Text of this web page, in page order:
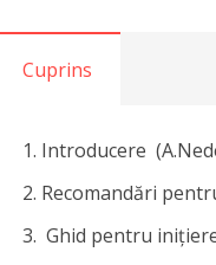
Cuprins
Introducere
Recomandări
Ghid pentru